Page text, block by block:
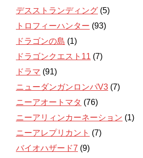
デスストランディング (5)
トロフィーハンター (93)
ドラゴンの島 (1)
ドラゴンクエスト11 (7)
ドラマ (91)
ニューダンガンロンパV3 (7)
ニーアオートマタ (76)
ニーアリィンカーネーション (1)
ニーアレプリカント (7)
バイオハザード7 (9)